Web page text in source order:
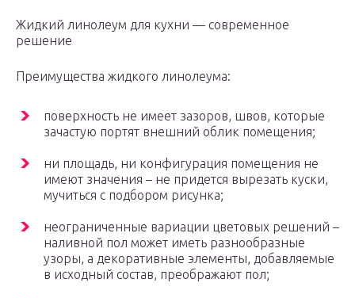
Жидкий линолеум для кухни — современное
решение
Преимущества жидкого линолеума:
поверхность не имеет зазоров, швов, которые
зачастую портят внешний облик помещения;
ни площадь, ни конфигурация помещения не
имеют значения – не придется вырезать куски,
мучиться с подбором рисунка;
неограниченные вариации цветовых решений –
наливной пол может иметь разнообразные
узоры, а декоративные элементы, добавляемые
в исходный состав, преображают пол;